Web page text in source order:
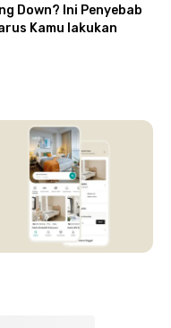
Down? Ini Penyebab
Kamu lakukan